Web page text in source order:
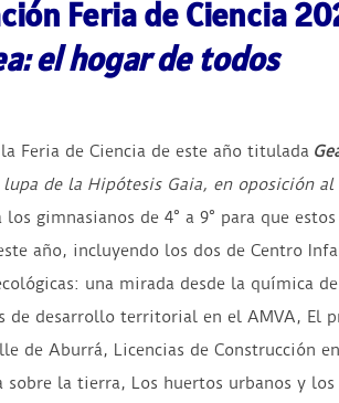
Feria de Ciencia
el hogar de todos
Feria de Ciencia de este año titulada
de la Hipótesis Gaia, en oposición al
gimnasianos de 4° a 9° para que
año, incluyendo los dos de Centro
una mirada desde la química
de desarrollo territorial en el AMVA, El
de Aburrá, Licencias de Construcción
la tierra, Los huertos urbanos y